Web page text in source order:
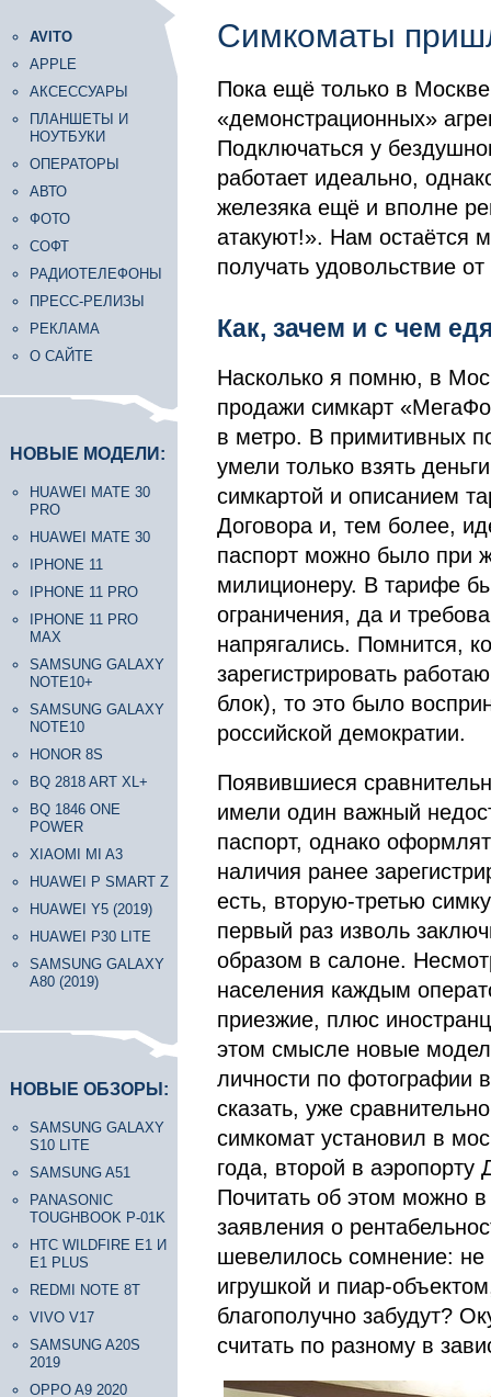
AVITO
APPLE
АКСЕССУАРЫ
ПЛАНШЕТЫ И
НОУТБУКИ
ОПЕРАТОРЫ
АВТО
ФОТО
СОФТ
РАДИОТЕЛЕФОНЫ
ПРЕСС-РЕЛИЗЫ
РЕКЛАМА
О САЙТЕ
НОВЫЕ МОДЕЛИ:
HUAWEI MATE 30
PRO
HUAWEI MATE 30
IPHONE 11
IPHONE 11 PRO
IPHONE 11 PRO
MAX
SAMSUNG GALAXY
NOTE10+
SAMSUNG GALAXY
NOTE10
HONOR 8S
BQ 2818 ART XL+
BQ 1846 ONE
POWER
XIAOMI MI A3
HUAWEI P SMART Z
HUAWEI Y5 (2019)
HUAWEI P30 LITE
SAMSUNG GALAXY
A80 (2019)
НОВЫЕ ОБЗОРЫ:
SAMSUNG GALAXY
S10 LITE
SAMSUNG A51
PANASONIC
TOUGHBOOK P-01K
HTC WILDFIRE E1 И
E1 PLUS
REDMI NOTE 8T
VIVO V17
SAMSUNG A20S
2019
OPPO A9 2020
Симкоматы
Пока ещё только в
«демонстрационных»
Подключаться у
работает идеально,
железяка ещё и вполне
атакуют!». Нам остаётся
получать удовольствие
Как, зачем и с чем
Насколько я помню, в
продажи симкарт
в метро. В примитивных
умели только взять
симкартой и описанием
Договора и, тем более,
паспорт можно было при
милиционеру. В тарифе
ограничения, да и
напрягались. Помнится,
зарегистрировать
блок), то это было
российской демократии.
Появившиеся
имели один важный
паспорт, однако
наличия ранее
есть, вторую-третью
первый раз изволь
образом в салоне.
населения каждым
приезжие, плюс
этом смысле новые
личности по фотографии
сказать, уже
симкомат установил в
года, второй в аэропорту
Почитать об этом можно
заявления о
шевелилось сомнение: не
игрушкой и пиар-
благополучно забудут?
считать по разному в